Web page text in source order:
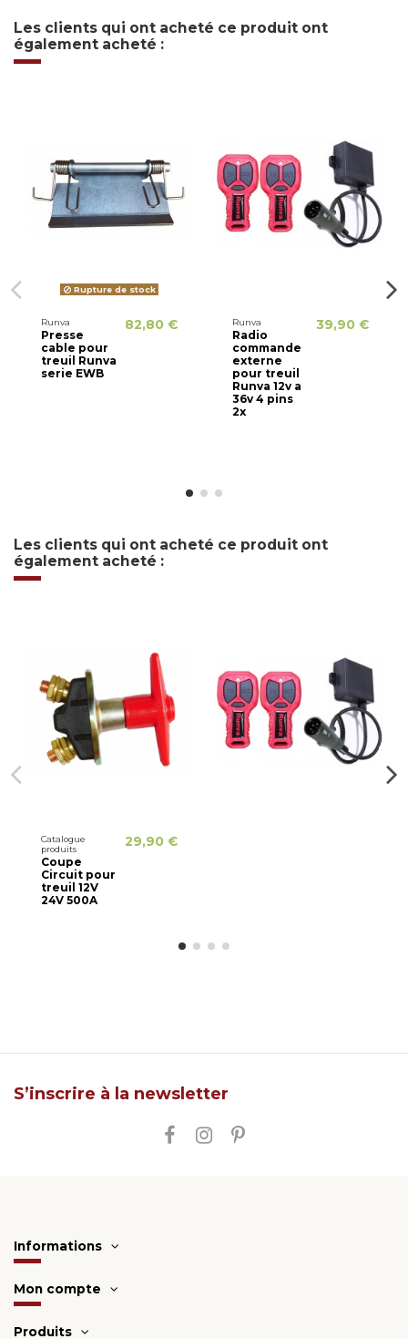
Les clients qui ont acheté ce produit ont
également acheté :
Rupture de stock
Runva
Presse
cable pour
treuil Runva
serie EWB
82,80 € Runva
Radio
commande
externe
pour treuil
Runva 12v a
36v 4 pins
2x
39,90 €
Les clients qui ont acheté ce produit ont
également acheté :
Catalogue
produits
Coupe
Circuit pour
treuil 12V
24V 500A
29,90 €
S’inscrire à la newsletter
Informations
Mon compte
Produits